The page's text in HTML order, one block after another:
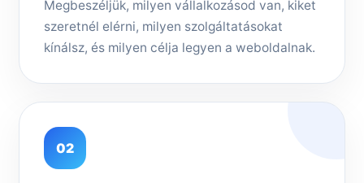
Megbeszéljük, milyen vállalkozásod van, kiket
szeretnél elérni, milyen szolgáltatásokat
kínálsz, és milyen célja legyen a weboldalnak.
02